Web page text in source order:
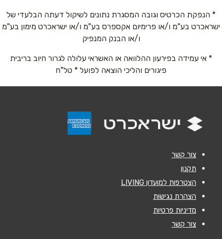
טלפון*
אימייל*
* הנפקת הכרטיס וגובה המסגרת נתונים לשיקול דעתה הבלעדי של
ישראכרט בע"מ ו/או פרימיום אקספרס בע"מ ו/או ישראכרט מימון בע"מ
ו/או הבנק המנפיק
* אי עמידה בפירעון ההלוואה או האשראי עלולה לגרור חיוב בריבית
פיגורים והליכי הוצאה לפועל * טל"ח
צור קשר
תקנון
הצטרפות למועדון LIVING
הצהרת נגישות
מדיניות פרטיות
צור קשר